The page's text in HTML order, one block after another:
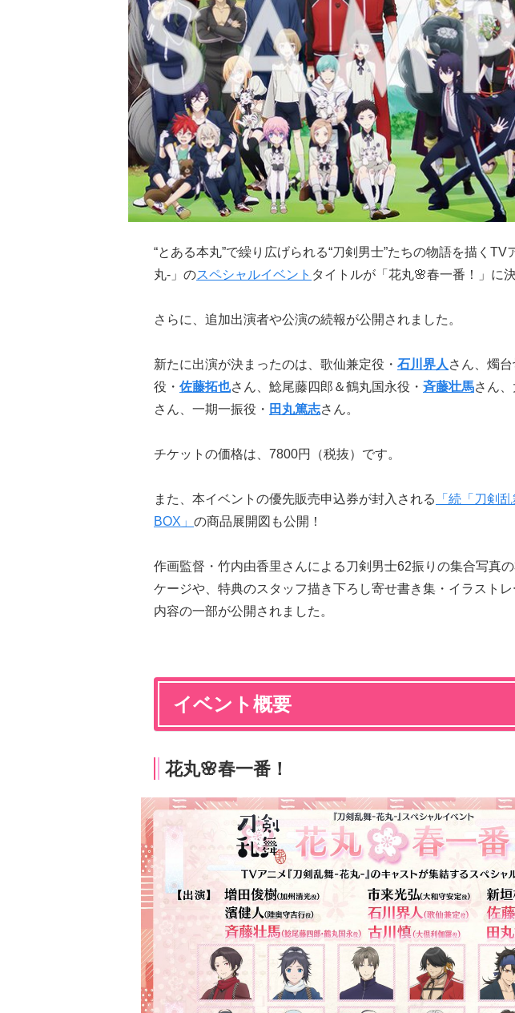
“とある本丸”で繰り広げられる“刀剣男士”たちの物語を描くTV
丸-」のスペシャルイベント タイトルが「花丸🌸春一番！」に決
さらに、追加出演者や公演の続報が公開されました。
新たに出演が決まったのは、歌仙兼定役・ 石川界人 さん、燭
役・ 佐藤拓也さん、鯰尾藤四郎＆鶴丸国永役・斉藤壮馬さん
さん、一期一振役・ 田丸篤志さん。
チケットの価格は、7800円（税抜）です。
また、本イベントの優先販売申込券が封入される
「続「刀剣
BOX」 の商品展開図も公開！
作画監督・竹内由香里さんによる刀剣男士62振りの集合写真
ケージや、特典のスタッフ描き下ろし寄せ書き集・イラスト
内容の一部が公開されました。
イベント概要
花丸🌸春一番！